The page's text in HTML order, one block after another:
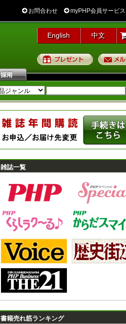
お問合わせ myPHP会員サービス
English 中文
プレゼント
雑誌一覧
書籍売れ筋ランキング